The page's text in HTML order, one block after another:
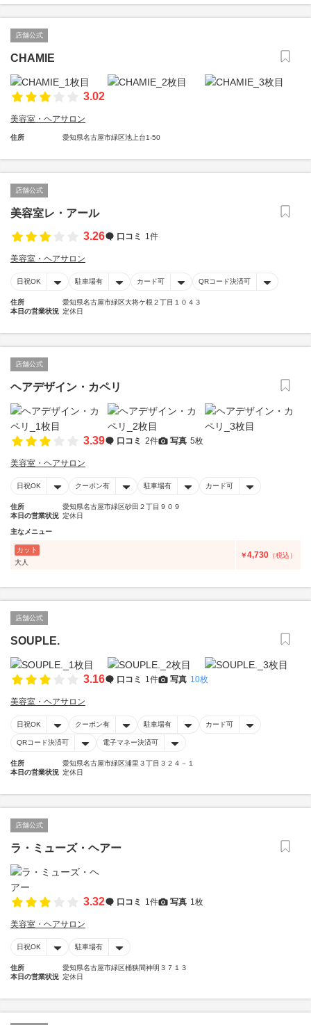
店舗公式
CHAMIE
3.02
美容室・ヘアサロン
住所 愛知県名古屋市緑区池上台1-50
店舗公式
美容室レ・アール
3.26
口コミ 1件
美容室・ヘアサロン
日祝OK 駐車場有 カード可 QRコード決済可
住所
愛知県名古屋市緑区大将ケ根２丁目１０４３
本日の営業状況 定休日
店舗公式
ヘアデザイン・カペリ
3.39 口コミ 2件 写真 5枚
美容室・ヘアサロン
日祝OK クーポン有 駐車場有 カード可
住所
愛知県名古屋市緑区砂田２丁目９０９
本日の営業状況 定休日
主なメニュー
カット
大人
￥4,730 （税込）
店舗公式
SOUPLE.
3.16 口コミ 1件 写真 10枚
美容室・ヘアサロン
日祝OK クーポン有 駐車場有 カード可
QRコード決済可 電子マネー決済可
住所
愛知県名古屋市緑区浦里３丁目３２４－１
本日の営業状況 定休日
店舗公式
ラ・ミューズ・ヘアー
3.32 口コミ 1件 写真 1枚
美容室・ヘアサロン
日祝OK 駐車場有
住所
愛知県名古屋市緑区桶狭間神明３７１３
本日の営業状況 定休日